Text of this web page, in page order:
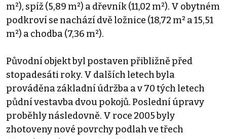
m²), spíž (5,89 m²) a dřevník (11,02 m²). V obytném
podkroví se nachází dvě ložnice (18,72 m² a 15,51
m²) a chodba (7,36 m²).
Původní objekt byl postaven přibližně před
stopadesáti roky. V dalších letech byla
prováděna základní údržba a v 70 tých letech
půdní vestavba dvou pokojů. Poslední úpravy
proběhly následovně. V roce 2005 byly
zhotoveny nové povrchy podlah ve třech